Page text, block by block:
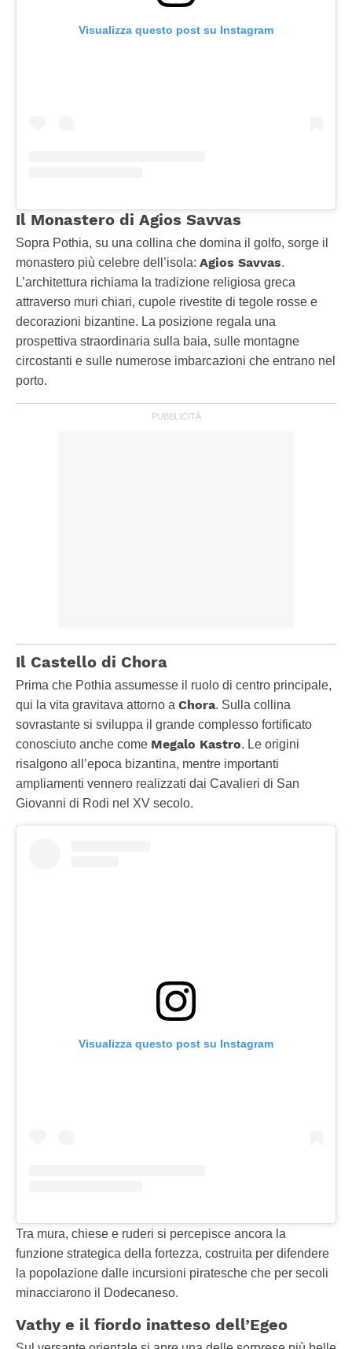
Visualizza questo post su Instagram
Il Monastero di Agios Savvas
Sopra Pothia, su una collina che domina il golfo, sorge il
monastero più celebre dell’isola: Agios Savvas.
L’architettura richiama la tradizione religiosa greca
attraverso muri chiari, cupole rivestite di tegole rosse e
decorazioni bizantine. La posizione regala una
prospettiva straordinaria sulla baia, sulle montagne
circostanti e sulle numerose imbarcazioni che entrano nel
porto.
Il Castello di Chora
Prima che Pothia assumesse il ruolo di centro principale,
qui la vita gravitava attorno a Chora. Sulla collina
sovrastante si sviluppa il grande complesso fortificato
conosciuto anche come Megalo Kastro. Le origini
risalgono all’epoca bizantina, mentre importanti
ampliamenti vennero realizzati dai Cavalieri di San
Giovanni di Rodi nel XV secolo.
Visualizza questo post su Instagram
Tra mura, chiese e ruderi si percepisce ancora la
funzione strategica della fortezza, costruita per difendere
la popolazione dalle incursioni piratesche che per secoli
minacciarono il Dodecaneso.
Vathy e il fiordo inatteso dell’Egeo